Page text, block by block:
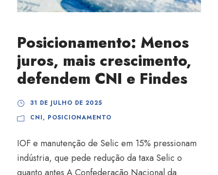
Posicionamento: Menos
juros, mais crescimento,
defendem CNI e Findes
31 DE JULHO DE 2025
CNI, POSICIONAMENTO
IOF e manutenção de Selic em 15% pressionam
indústria, que pede redução da taxa Selic o